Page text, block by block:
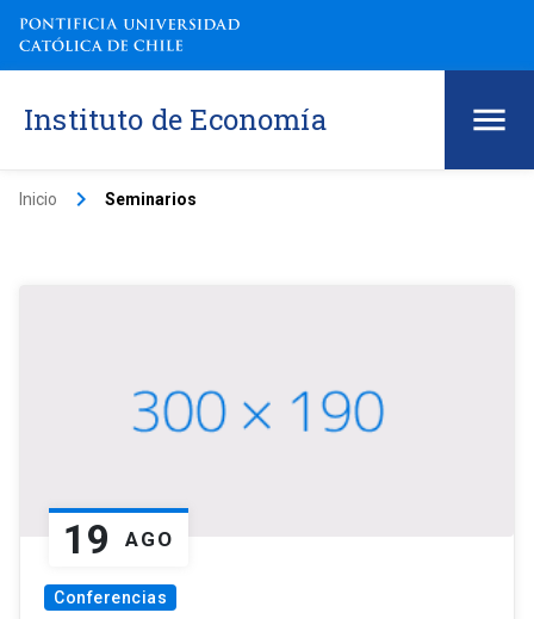
Instituto de Economía
Inicio keyboard_arrow_right Seminarios
19 AGO
Conferencias